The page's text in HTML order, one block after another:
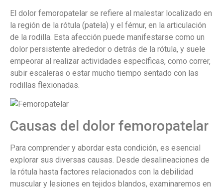
El dolor femoropatelar se refiere al malestar localizado en
la región de la rótula (patela) y el fémur, en la articulación
de la rodilla. Esta afección puede manifestarse como un
dolor persistente alrededor o detrás de la rótula, y suele
empeorar al realizar actividades específicas, como correr,
subir escaleras o estar mucho tiempo sentado con las
rodillas flexionadas.
Causas del dolor femoropatelar
Para comprender y abordar esta condición, es esencial
explorar sus diversas causas. Desde desalineaciones de
la rótula hasta factores relacionados con la debilidad
muscular y lesiones en tejidos blandos, examinaremos en